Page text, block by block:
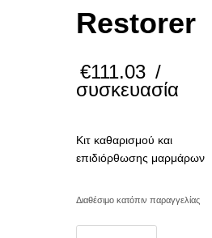
Restorer
€111.03 /
συσκευασία
Κιτ καθαρισμού και
επιδιόρθωσης μαρμάρων
Διαθέσιμο κατόπιν παραγγελίας